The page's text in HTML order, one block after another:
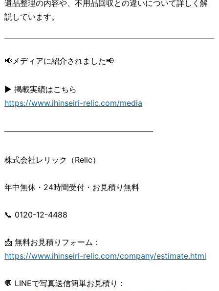
遺品整理の内容や、不用品回収との違いについて詳しく解
説しています。
📢メディアに紹介されました📢
▶ 掲載実績はこちら
https://www.ihinseiri-relic.com/media
―――――――――――――――――――
株式会社レリック（Relic）
年中無休・24時間受付・お見積り無料
📞 0120-12-4488
📩 無料お見積りフォーム：
https://www.ihinseiri-relic.com/company/estimate.html
💬 LINEで写真送信簡単お見積り：